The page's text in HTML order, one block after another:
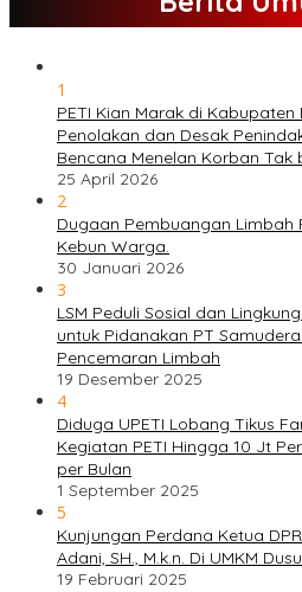
1
PETI Kian Marak di
Penolakan dan Desak
Bencana Menelan Korban Tak
25 April 2026
2
Dugaan Pembuangan Limbah
Kebun Warga.
30 Januari 2026
3
LSM Peduli Sosial dan
untuk Pidanakan PT
Pencemaran Limbah
19 Desember 2025
4
Diduga UPETI Lobang Tikus
Kegiatan PETI Hingga 10 Jt
per Bulan
1 September 2025
5
Kunjungan Perdana Ketua
Adani, SH., M.k.n. Di UMKM
19 Februari 2025